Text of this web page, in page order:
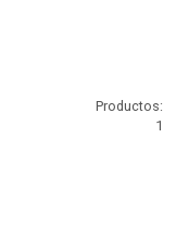
Productos:
1